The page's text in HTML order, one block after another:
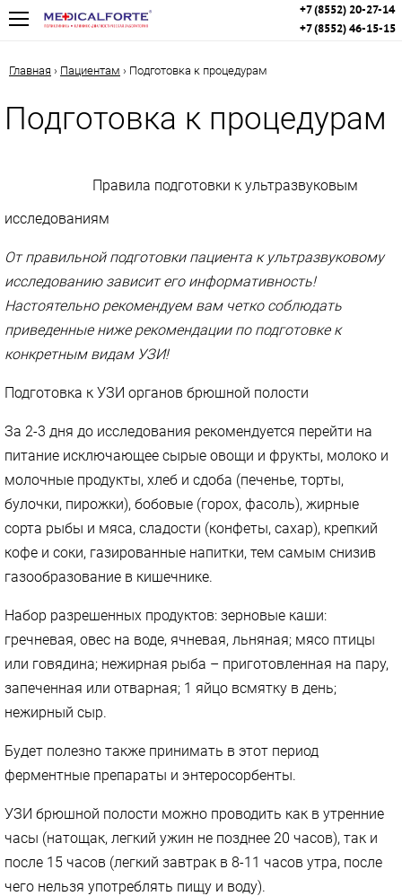
Главная › Пациентам › Подготовка к процедурам
Подготовка к процедурам
Правила подготовки к ультразвуковым
исследованиям
От правильной подготовки пациента к ультразвуковому
исследованию зависит его информативность!
Настоятельно рекомендуем вам четко соблюдать
приведенные ниже рекомендации по подготовке к
конкретным видам УЗИ!
Подготовка к УЗИ органов брюшной полости
За 2-3 дня до исследования рекомендуется перейти на
питание исключающее сырые овощи и фрукты, молоко и
молочные продукты, хлеб и сдоба (печенье, торты,
булочки, пирожки), бобовые (горох, фасоль), жирные
сорта рыбы и мяса, сладости (конфеты, сахар), крепкий
кофе и соки, газированные напитки, тем самым снизив
газообразование в кишечнике.
Набор разрешенных продуктов: зерновые каши:
гречневая, овес на воде, ячневая, льняная; мясо птицы
или говядина; нежирная рыба – приготовленная на пару,
запеченная или отварная; 1 яйцо всмятку в день;
нежирный сыр.
Будет полезно также принимать в этот период
ферментные препараты и энтеросорбенты.
УЗИ брюшной полости можно проводить как в утренние
часы (натощак, легкий ужин не позднее 20 часов), так и
после 15 часов (легкий завтрак в 8-11 часов утра, после
чего нельзя употреблять пищу и воду).
+7 (8552) 20-27-14
+7 (8552) 46-15-15